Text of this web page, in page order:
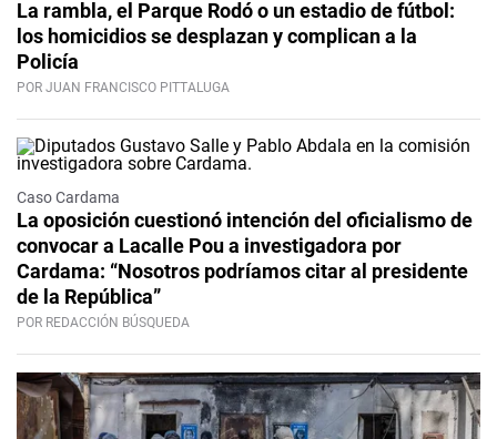
La rambla, el Parque Rodó o un estadio de fútbol:
los homicidios se desplazan y complican a la
Policía
POR JUAN FRANCISCO PITTALUGA
Caso Cardama
La oposición cuestionó intención del oficialismo de
convocar a Lacalle Pou a investigadora por
Cardama: “Nosotros podríamos citar al presidente
de la República”
POR REDACCIÓN BÚSQUEDA